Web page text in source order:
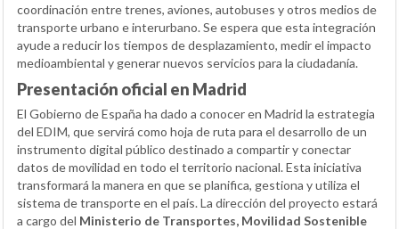
coordinación entre trenes, aviones, autobuses y otros medios de
transporte urbano e interurbano. Se espera que esta integración
ayude a reducir los tiempos de desplazamiento, medir el impacto
medioambiental y generar nuevos servicios para la ciudadanía.
Presentación oficial en Madrid
El Gobierno de España ha dado a conocer en Madrid la estrategia
del EDIM, que servirá como hoja de ruta para el desarrollo de un
instrumento digital público destinado a compartir y conectar
datos de movilidad en todo el territorio nacional. Esta iniciativa
transformará la manera en que se planifica, gestiona y utiliza el
sistema de transporte en el país. La dirección del proyecto estará
a cargo del Ministerio de Transportes, Movilidad Sostenible